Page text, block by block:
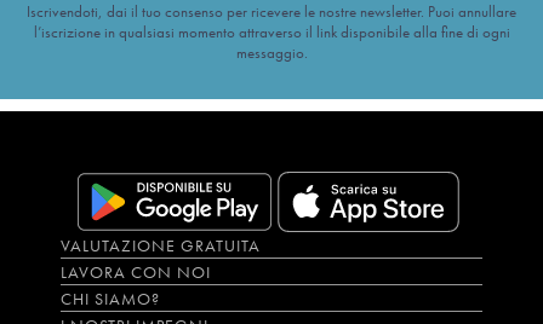
Iscrivendoti, dai il tuo consenso per ricevere le nostre newsletter. Puoi annullare
l’iscrizione in qualsiasi momento attraverso il link disponibile alla fine di ogni
messaggio.
VALUTAZIONE GRATUITA
LAVORA CON NOI
CHI SIAMO?